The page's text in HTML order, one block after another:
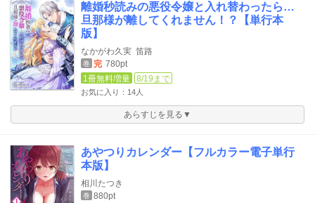
離婚秒読みの悪役令嬢と入れ替わったら…
旦那様が離してくれません！？【単行本
版】
なかがわ久実 笛路
巻 完 780pt
1冊無料増量
8/19まで
お気に入り：14人
あらすじを見る▼
あやつりカレンダー【フルカラー電子単行
本版】
相川たつき
巻 880pt